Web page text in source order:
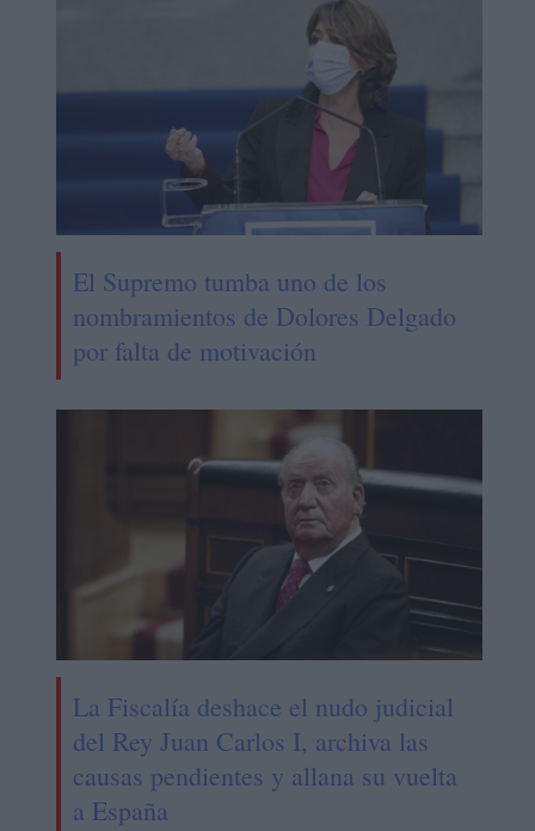
El Supremo tumba uno de los
nombramientos de Dolores Delgado
por falta de motivación
La Fiscalía deshace el nudo judicial
del Rey Juan Carlos I, archiva las
causas pendientes y allana su vuelta
a España